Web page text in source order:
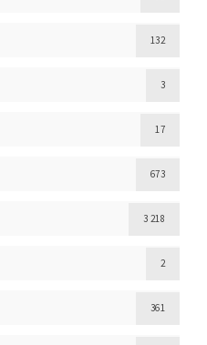
132
3
17
673
3 218
2
361